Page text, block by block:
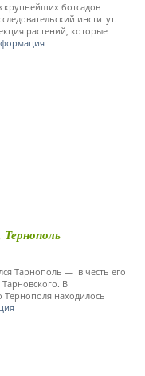
крупнейших ботсадов
институт.
растений, которые
Тарнополь — в честь его
В
Тернополя находилось